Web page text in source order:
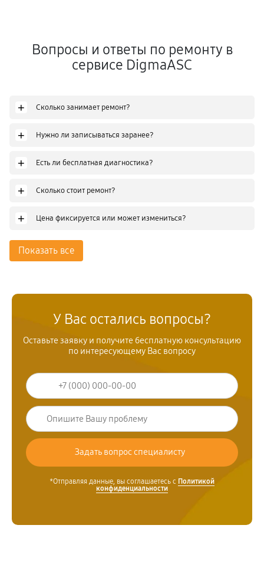
Вопросы и ответы по ремонту в
сервисе DigmaASC
+ Сколько занимает ремонт?
+ Нужно ли записываться заранее?
+ Есть ли бесплатная диагностика?
+ Сколько стоит ремонт?
+ Цена фиксируется или может измениться?
Показать все
У Вас остались вопросы?
Оставьте заявку и получите бесплатную консультацию
по интересующему Вас вопросу
*Отправляя данные, вы соглашаетесь с Политикой
конфиденциальности